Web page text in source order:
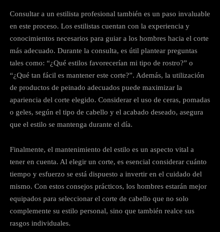
Consultar a un estilista profesional también es un paso invaluable
en este proceso. Los estilistas cuentan con la experiencia y
conocimientos necesarios para guiar a los hombres hacia el corte
más adecuado. Durante la consulta, es útil plantear preguntas
tales como: “¿Qué estilos favorecerían mi tipo de rostro?” o
“¿Qué tan fácil es mantener este corte?”. Además, la utilización
de productos de peinado adecuados puede maximizar la
apariencia del corte elegido. Considerar el uso de ceras, pomadas
o geles, según el tipo de cabello y el acabado deseado, asegura
que el estilo se mantenga durante el día.
Finalmente, el mantenimiento del estilo es un aspecto vital a
tener en cuenta. Al elegir un corte, es esencial considerar cuánto
tiempo y esfuerzo se está dispuesto a invertir en el cuidado del
mismo. Con estos consejos prácticos, los hombres estarán mejor
equipados para seleccionar el corte de cabello que no solo
complemente su estilo personal, sino que también realce sus
rasgos individuales.